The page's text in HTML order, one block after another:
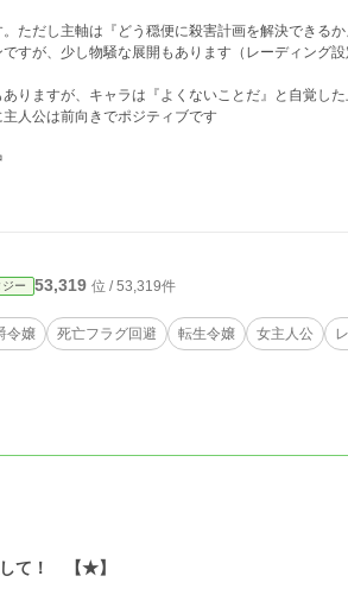
ただし主軸は『どう穏便に殺害計画を解決できる
すが、少し物騒な展開もあります（レーディング
りますが、キャラは『よくないことだ』と自覚し
人公は前向きでポジティブです
ー 53,319 位 / 53,319件
令嬢 死亡フラグ回避 転生令嬢 女主人公
て！ 【★】